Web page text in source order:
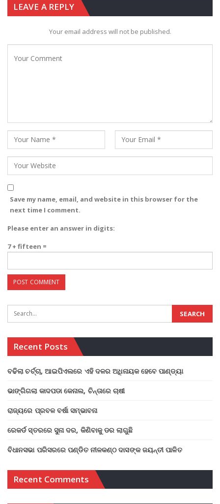
LEAVE A REPLY
Your email address will not be published.
Save my name, email, and website in this browser for the
next time I comment.
Please enter an answer in digits:
7 + fifteen =
Recent Posts
ବଢିଲା ଚର୍ଚ୍ଚା, ଆଇପିଏଲରେ ଏହି ଦଳର ଅଧିନାୟକ ହେବେ ପାଣ୍ଡ୍ୟା
ଭାଙ୍ଗିଗଲା କାଦପଡା କେନାଲ, ଚିନ୍ତାରେ ଚାଷୀ
ରାଜ୍ୟରେ ପ୍ରବଳ ବର୍ଷା ସମ୍ଭାବନା
ରେକର୍ଡ ସ୍ତରରେ ସୁନା ଦର, କିଣିବାକୁ ଡର ଲାଗୁଛି
ବିଧାନସଭା ପରିସରରେ ପଣ୍ଡିତ ନୀଳକଣ୍ଠ ଦାସଙ୍କ ଜୟନ୍ତୀ ପାଳିତ
Recent Comments